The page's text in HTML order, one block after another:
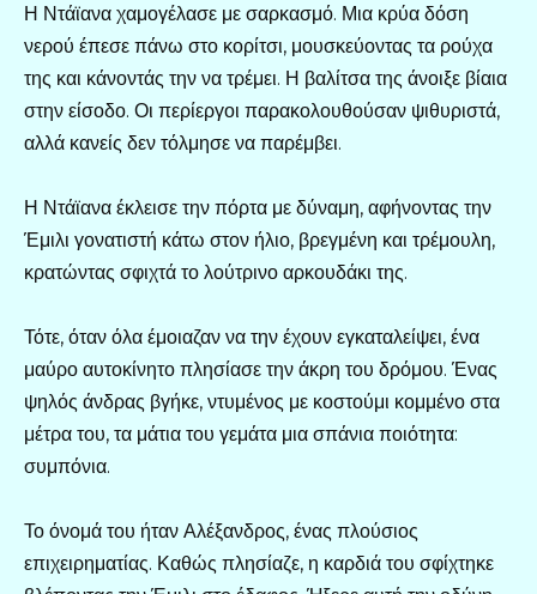
Η Ντάϊανα χαμογέλασε με σαρκασμό. Μια κρύα δόση
νερού έπεσε πάνω στο κορίτσι, μουσκεύοντας τα ρούχα
της και κάνοντάς την να τρέμει. Η βαλίτσα της άνοιξε βίαια
στην είσοδο. Οι περίεργοι παρακολουθούσαν ψιθυριστά,
αλλά κανείς δεν τόλμησε να παρέμβει.
Η Ντάϊανα έκλεισε την πόρτα με δύναμη, αφήνοντας την
Έμιλι γονατιστή κάτω στον ήλιο, βρεγμένη και τρέμουλη,
κρατώντας σφιχτά το λούτρινο αρκουδάκι της.
Τότε, όταν όλα έμοιαζαν να την έχουν εγκαταλείψει, ένα
μαύρο αυτοκίνητο πλησίασε την άκρη του δρόμου. Ένας
ψηλός άνδρας βγήκε, ντυμένος με κοστούμι κομμένο στα
μέτρα του, τα μάτια του γεμάτα μια σπάνια ποιότητα:
συμπόνια.
Το όνομά του ήταν Αλέξανδρος, ένας πλούσιος
επιχειρηματίας. Καθώς πλησίαζε, η καρδιά του σφίχτηκε